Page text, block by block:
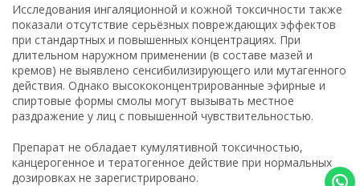
Исследования ингаляционной и кожной токсичности также
показали отсутствие серьёзных повреждающих эффектов
при стандартных и повышенных концентрациях. При
длительном наружном применении (в составе мазей и
кремов) не выявлено сенсибилизирующего или мутагенного
действия. Однако высококонцентрированные эфирные и
спиртовые формы смолы могут вызывать местное
раздражение у лиц с повышенной чувствительностью.
Препарат не обладает кумулятивной токсичностью,
канцерогенное и тератогенное действие при нормальных
дозировках не зарегистрировано.